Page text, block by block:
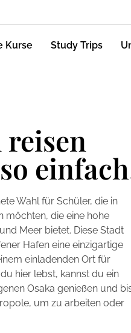
Kurse Study Trips
reisen
Wahl für Schüler, die in
möchten, die eine hohe
Meer bietet. Diese Stadt
Hafen eine einzigartige
einladenden Ort für
hier lebst, kannst du ein
Osaka genießen und
um zu arbeiten oder